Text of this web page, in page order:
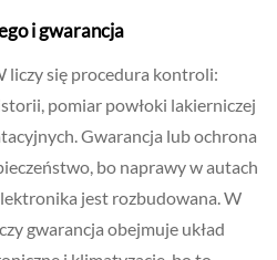
i gwarancja
liczy się procedura kontroli:
pomiar powłoki lakierniczej
Gwarancja lub ochrona
bo naprawy w autach
jest rozbudowana. W
gwarancja obejmuje układ